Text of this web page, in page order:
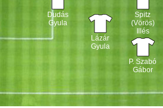
Dudás
Gyula
Lázár
Gyula
Spitz
(Vörös)
Illés
P. Szabó
Gábor